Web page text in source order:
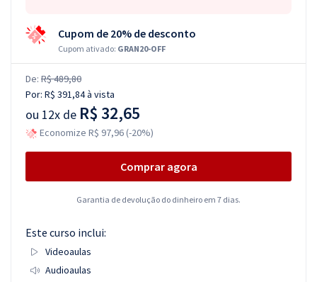
Cupom de 20% de desconto
Cupom ativado: GRAN20-OFF
De: R$ 489,80
Por: R$ 391,84à vista
ou 12x de R$ 32,65
Economize R$ 97,96 (-20%)
Comprar agora
Garantia de devolução do dinheiro em 7 dias.
Este curso inclui:
Videoaulas
Audioaulas